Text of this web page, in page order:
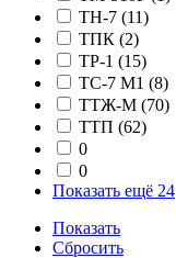
ТН-7 (11)
ТПК (2)
ТР-1 (15)
ТС-7 М1 (8)
ТТЖ-М (70)
ТТП (62)
0
0
Показать ещё 24
Показать
Сбросить